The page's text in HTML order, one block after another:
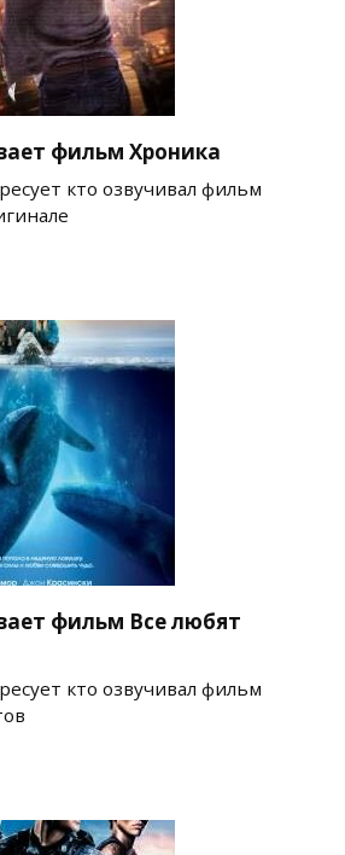
фильм Хроника
кто озвучивал фильм
фильм Все любят
кто озвучивал фильм